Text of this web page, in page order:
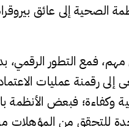
الصحية إلى عائق
فمع التطور الرقمي،
رقمنة عمليات
وكفاءة؛ فبعض الأنظمة
للتحقق من المؤهلات